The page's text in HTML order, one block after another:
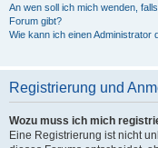
An wen soll ich mich wenden,
Forum gibt?
Wie kann ich einen Administrator
Registrierung und
Wozu muss ich mich
Eine Registrierung ist nicht